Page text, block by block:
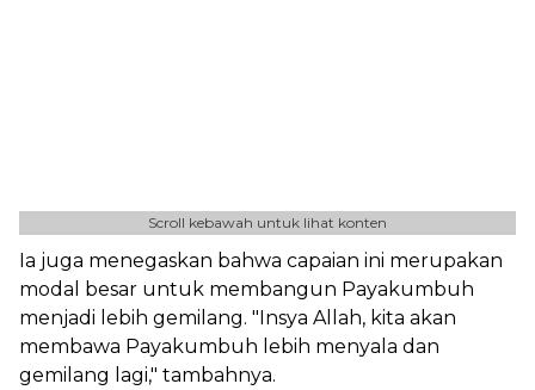
Scroll kebawah untuk lihat konten
Ia juga menegaskan bahwa capaian ini merupakan
modal besar untuk membangun Payakumbuh
menjadi lebih gemilang. "Insya Allah, kita akan
membawa Payakumbuh lebih menyala dan
gemilang lagi," tambahnya.